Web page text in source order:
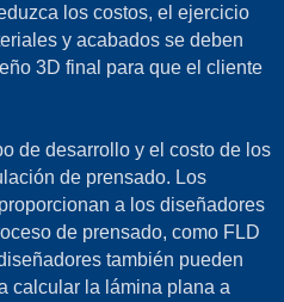
los costos, el ejercicio
y acabados se deben
3D final para que el cliente
de desarrollo y el costo de los
de prensado. Los
a los diseñadores
de prensado, como FLD
también pueden
calcular la lámina plana a